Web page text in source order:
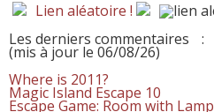
Lien aléatoire !
Les derniers commentaires
:
(mis à jour le 06/08/26)
Where is 2011?
Magic Island Escape 10
Escape Game: Room with Lamp